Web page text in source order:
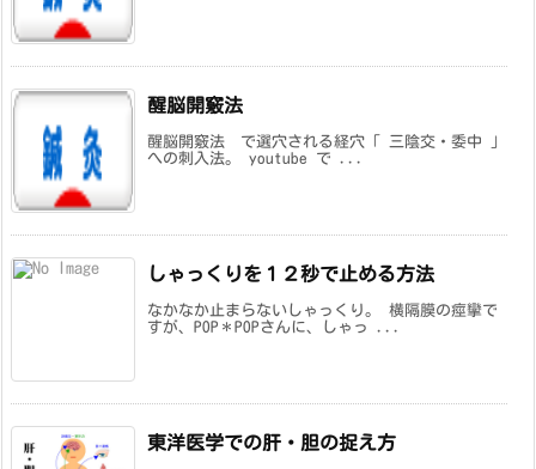
醒脳開竅法
醒脳開竅法 で選穴される経穴「 三陰交・委中 」
への刺入法。 youtube で ...
しゃっくりを１２秒で止める方法
なかなか止まらないしゃっくり。 横隔膜の痙攣で
すが、POP＊POPさんに、しゃっ ...
東洋医学での肝・胆の捉え方